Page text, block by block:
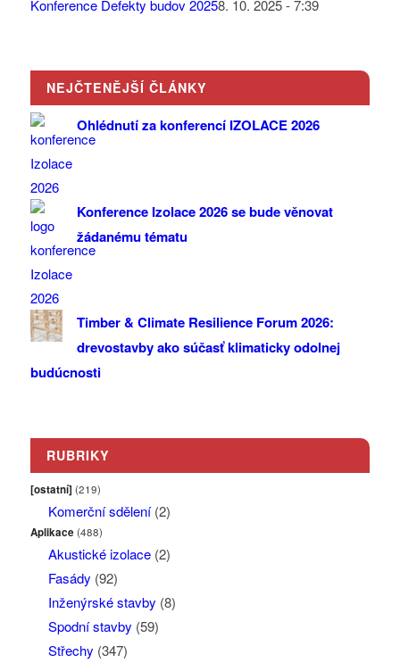
Konference Defekty budov 20258. 10. 2025 - 7:39
NEJČTENĚJŠÍ ČLÁNKY
Ohlédnutí za konferencí IZOLACE 2026
Konference Izolace 2026 se bude věnovat
žádanému tématu
Timber & Climate Resilience Forum 2026:
drevostavby ako súčasť klimaticky odolnej
budúcnosti
RUBRIKY
[ostatní] (219)
Komerční sdělení(2)
Aplikace (488)
Akustické izolace(2)
Fasády (92)
Inženýrské stavby (8)
Spodní stavby (59)
Střechy (347)